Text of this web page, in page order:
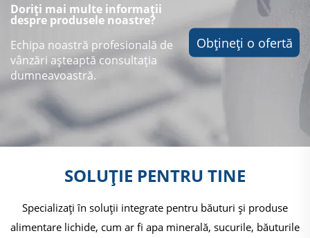
Doriți mai multe informații
despre produsele noastre?
Echipa noastră profesională de
vânzări așteaptă consultația
dumneavoastră.
Obțineți o ofertă
SOLUȚIE PENTRU TINE
Specializați în soluții integrate pentru băuturi și produse
alimentare lichide, cum ar fi apa minerală, sucurile, băuturile